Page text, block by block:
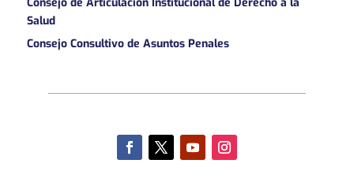
Salud
Consejo Consultivo de Asuntos Penales